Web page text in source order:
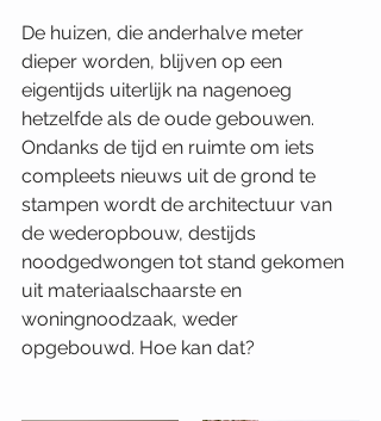
De huizen, die anderhalve meter
dieper worden, blijven op een
eigentijds uiterlijk na nagenoeg
hetzelfde als de oude gebouwen.
Ondanks de tijd en ruimte om iets
compleets nieuws uit de grond te
stampen wordt de architectuur van
de wederopbouw, destijds
noodgedwongen tot stand gekomen
uit materiaalschaarste en
woningnoodzaak, weder
opgebouwd. Hoe kan dat?